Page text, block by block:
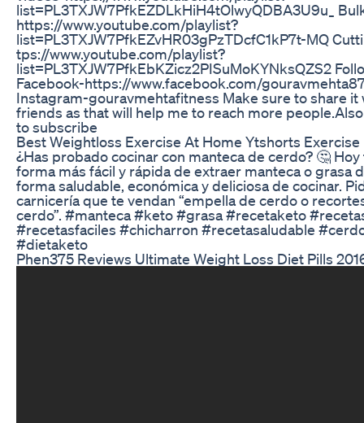
list=PL3TXJW7PfkEZDLkHiH4tOlwyQDBA3U9u_
https://www.youtube.com/playlist?
list=PL3TXJW7PfkEZvHR03gPzTDcfC1kP7t-MQ
tps://www.youtube.com/playlist?
list=PL3TXJW7PfkEbKZicz2PISuMoKYNksQZS2
Facebook-https://www.facebook.com/
Instagram-gouravmehtafitness Make sure to share it
friends as that will help me to reach more
to subscribe
Best Weightloss Exercise At Home Ytshorts Exercise
¿Has probado cocinar con manteca de cerdo? 🤔 Hoy
forma más fácil y rápida de extraer manteca o grasa
forma saludable, económica y deliciosa de cocinar.
carnicería que te vendan “empella de cerdo o
cerdo”. #manteca #keto #grasa #recetaketo
#recetasfaciles #chicharron #recetasaludable
#dietaketo
Phen375 Reviews Ultimate Weight Loss Diet Pills